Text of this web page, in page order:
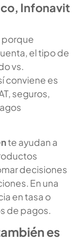
Infonavit
porque
el tipo de
vs.
conviene es
seguros,
te ayudan a
decisiones
En una
en tasa o
de pagos.
es